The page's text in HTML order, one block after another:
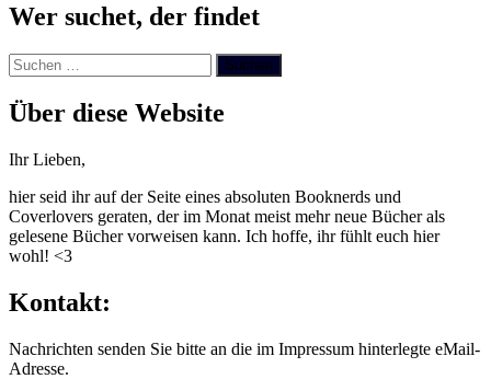
Wer suchet, der findet
Suchen
nach:
Über diese Website
Ihr Lieben,
hier seid ihr auf der Seite eines absoluten Booknerds und
Coverlovers geraten, der im Monat meist mehr neue Bücher als
gelesene Bücher vorweisen kann. Ich hoffe, ihr fühlt euch hier
wohl! <3
Kontakt:
Nachrichten senden Sie bitte an die im Impressum hinterlegte eMail-
Adresse.